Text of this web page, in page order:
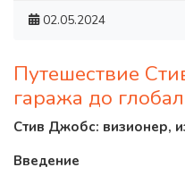
02.05.2024
Путешествие
гаража до
Стив Джобс: визионер,
Введение